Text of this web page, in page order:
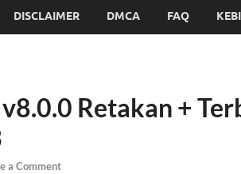
DISCLAIMER DMCA FAQ
Retakan +
a Comment